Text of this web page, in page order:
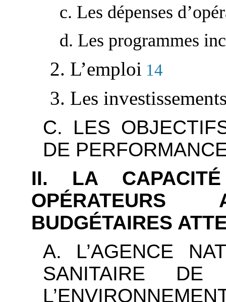
c. Les dépenses
d. Les programmes
2. L’emploi 14
3. Les
C. LES
DE
II. LA CAPACITÉ
OPÉRATEURS
BUDGÉTAIRES
A. L’AGENCE
SANITAIRE DE